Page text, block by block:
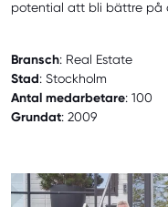
potential att bli bättre på
Bransch: Real Estate
Stad: Stockholm
Antal medarbetare: 100
Grundat: 2009